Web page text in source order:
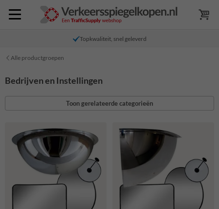
Topkwaliteit, snel geleverd
Alle productgroepen
Bedrijven en Instellingen
Toon gerelateerde categorieën